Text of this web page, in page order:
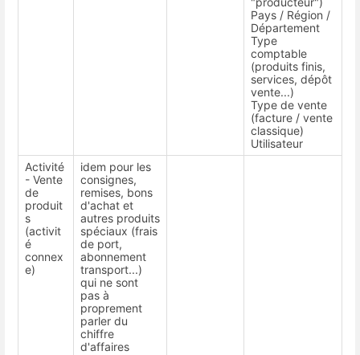
Pays / Région /
Département
Type
comptable
(produits finis,
services, dépôt
vente...)
Type de vente
(facture / vente
classique)
Utilisateur
Activité
- Vente
de
produit
s
(activit
é
connex
e)
idem pour les
consignes,
remises, bons
d'achat et
autres produits
spéciaux (frais
de port,
abonnement
transport...)
qui ne sont
pas à
proprement
parler du
chiffre
d'affaires